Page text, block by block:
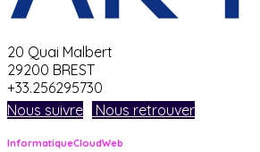
20 Quai Malbert
29200 BREST
+33.256295730
Nous suivre
Nous retrouver
InformatiqueCloudWeb